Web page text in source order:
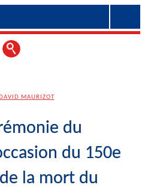
MAURIZOT
du
du 150e
la mort du